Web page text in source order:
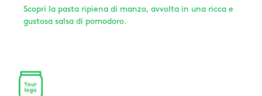
Scopri la pasta ripiena di manzo, avvolta in una ricca e
gustosa salsa di pomodoro.